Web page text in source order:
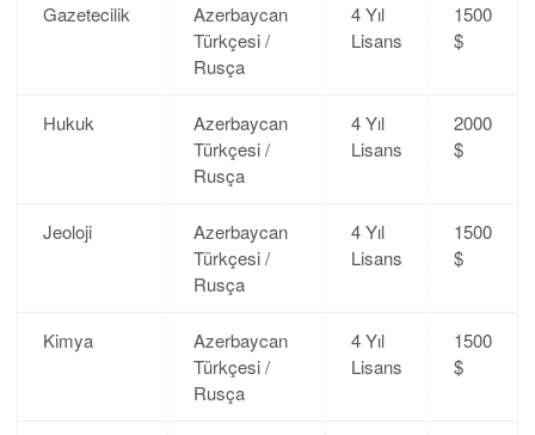
Gazetecilik
Azerbaycan
Türkçesi /
Rusça
4 Yıl
Lisans
1500
$
Hukuk
Azerbaycan
Türkçesi /
Rusça
4 Yıl
Lisans
2000
$
Jeoloji
Azerbaycan
Türkçesi /
Rusça
4 Yıl
Lisans
1500
$
Kimya
Azerbaycan
Türkçesi /
Rusça
4 Yıl
Lisans
1500
$